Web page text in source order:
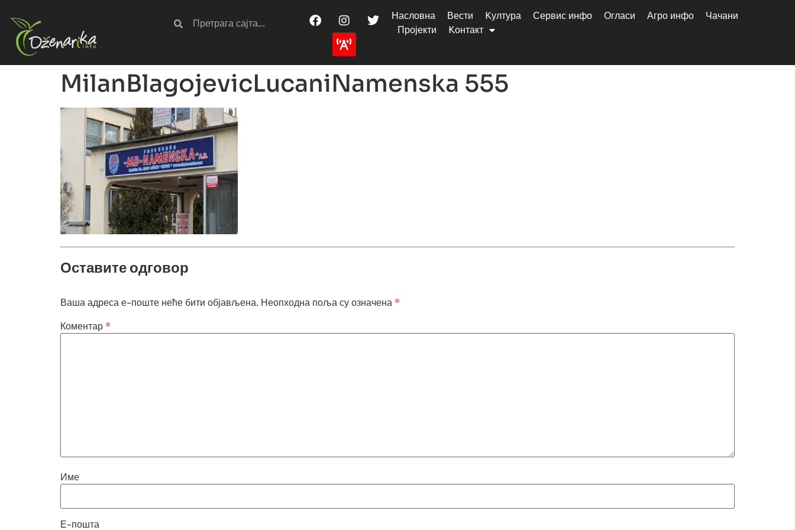
Насловна Вести Kултура Сервис инфо Огласи Агро инфо
Чачани
Пројекти
Kонтакт
MilanBlagojevicLucaniNamenska 555
Оставите одговор
Ваша адреса е-поште неће бити објављена. Неопходна поља су означена *
Коментар *
Име
Е-пошта